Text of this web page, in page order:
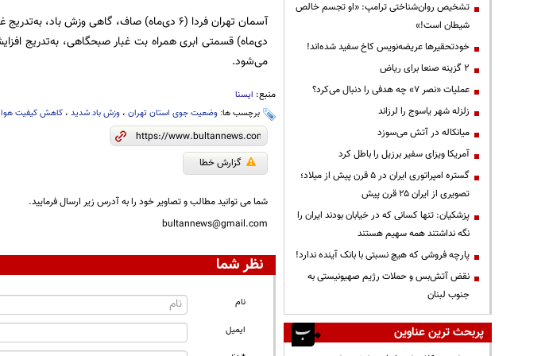
می‌شود.
منبع: ایسنا
برچسب ها: وضعیت جوی استان تهران، وزش باد شدید، کاهش کیفیت هوا
گزارش خطا
شما می توانید مطالب و تصاویر خود را به آدرس زیر ارسال فرمایید.
bultannews@gmail.com
نظر شما
نام
ایمیل
تشخیص روان‌شناختی ترامپ: «او تجسم خالص
شیطان است!»
خودتحقیرها عریضه‌نویس کاخ سفید شده‌اند!
۲ گزینه صنعا برای ریاض
عملیات «نصر ۷» چه هدفی را دنبال می‌کرد؟
زلزله شهر یاسوج را لرزاند
میانکاله در آتش می‌سوزد
آمریکا ویزای سفیر برزیل را باطل کرد
گستره امپراتوری ایران در ۵ قرن پیش از میلاد؛
تصویری از ایران ۲۵ قرن پیش
پزشکیان: تنها کسانی که در خیابان بودند ایران را
نگه نداشتند همه سهیم هستند
پارچه فروشی که هیچ نسبتی با بانک آینده ندارد!
نقض آتش‌بس و حملات رژیم صهیونیستی به
جنوب لبنان
پربحث ترین عناوین